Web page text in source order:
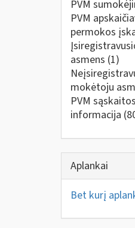
PVM
PVM
permokos
asmens (1)
mokėtoju
PVM
informacija
Aplankai
Bet kurį